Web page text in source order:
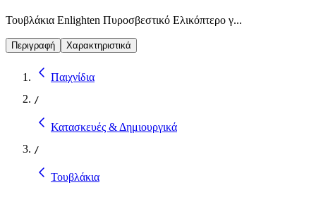
Τουβλάκια Enlighten Πυροσβεστικό Ελικόπτερο γ...
Περιγραφή Χαρακτηριστικά
Παιχνίδια
/
Κατασκευές & Δημιουργικά
/
Τουβλάκια